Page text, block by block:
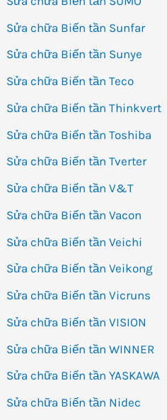
Sửa chữa Biến tần Sunfar
Sửa chữa Biến tần Sunye
Sửa chữa Biến tần Teco
Sửa chữa Biến tần Thinkvert
Sửa chữa Biến tần Toshiba
Sửa chữa Biến tần Tverter
Sửa chữa Biến tần V&T
Sửa chữa Biến tần Vacon
Sửa chữa Biến tần Veichi
Sửa chữa Biến tần Veikong
Sửa chữa Biến tần Vicruns
Sửa chữa Biến tần VISION
Sửa chữa Biến tần WINNER
Sửa chữa Biến tần YASKAWA
Sửa chữa Biến tần Nidec